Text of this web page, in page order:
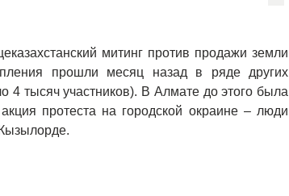
митинг против продажи земли
прошли месяц назад в ряде других
тысяч участников). В Алмате до этого была
протеста на городской окраине – люди